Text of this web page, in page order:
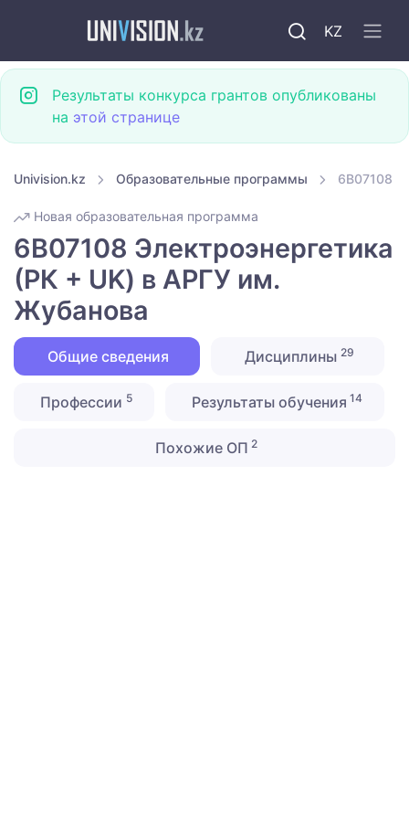
KZ
Результаты конкурса грантов опубликованы
на этой странице
Univision.kz Образовательные программы 6B07108
Новая образовательная программа
6B07108 Электроэнергетика
(РК + UK) в АРГУ им.
Жубанова
Общие сведения Дисциплины 29
Профессии 5 Результаты обучения 14
Похожие ОП 2